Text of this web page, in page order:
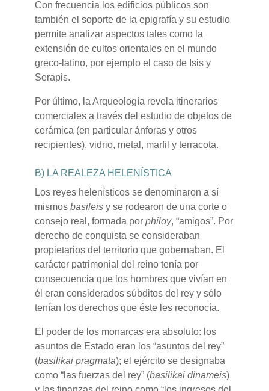
Con frecuencia los edificios públicos son
también el soporte de la epigrafía y su estudio
permite analizar aspectos tales como la
extensión de cultos orientales en el mundo
greco-latino, por ejemplo el caso de Isis y
Serapis.
Por último, la Arqueología revela itinerarios
comerciales a través del estudio de objetos de
cerámica (en particular ánforas y otros
recipientes), vidrio, metal, marfil y terracota.
B) LA REALEZA HELENÍSTICA
Los reyes helenísticos se denominaron a sí
mismos basileis y se rodearon de una corte o
consejo real, formada por philoy, “amigos”. Por
derecho de conquista se consideraban
propietarios del territorio que gobernaban. El
carácter patrimonial del reino tenía por
consecuencia que los hombres que vivían en
él eran considerados súbditos del rey y sólo
tenían los derechos que éste les reconocía.
El poder de los monarcas era absoluto: los
asuntos de Estado eran los “asuntos del rey”
(basilikai pragmata); el ejército se designaba
como “las fuerzas del rey” (basilikai dinameis)